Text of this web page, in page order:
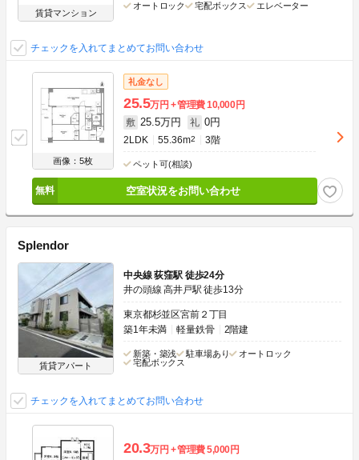
賃貸マンション
オートロック 宅配ボックス エレベーター
チェックを入れてまとめてお問い合わせ
画像：5枚
礼金なし
25.5万円 管理費10,000円
敷 25.5万円 礼 0円
2LDK 55.36m2 3階
ペット可(相談)
空室状況をお問い合わせ
Splendor
賃貸アパート
中央線 荻窪駅 徒歩24分
井の頭線 高井戸駅 徒歩13分
東京都杉並区宮前２丁目
築1年未満
軽量鉄骨 2階建
新築・築浅 駐車場あり
オートロック
宅配ボックス
チェックを入れてまとめてお問い合わせ
20.3万円 管理費5,000円